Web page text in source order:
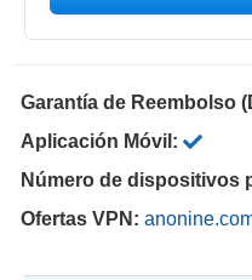
Garantía de Reembolso
Aplicación Móvil:
Número de dispositivos
Ofertas VPN: